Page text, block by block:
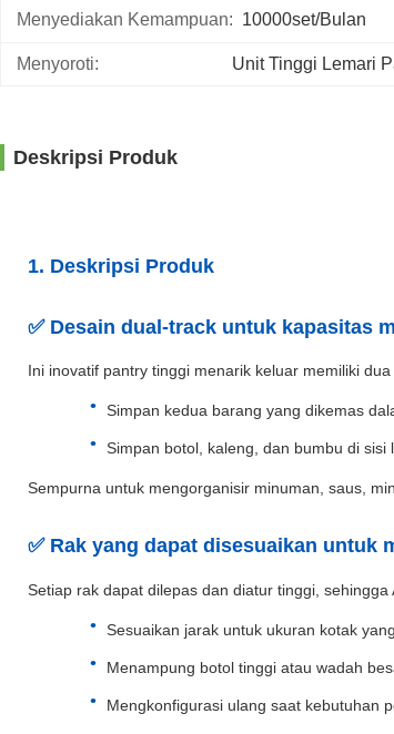
Menyediakan Kemampuan: 10000set/bulan
Menyoroti: Unit Tinggi Lemari
Deskripsi Produk
1. Deskripsi Produk
✅ Desain dual-track untuk kapasitas
Ini inovatif pantry tinggi menarik keluar memiliki
Simpan kedua barang yang dikemas
Simpan botol, kaleng, dan bumbu di sisi
Sempurna untuk mengorganisir minuman, saus,
✅ Rak yang dapat disesuaikan untuk
Setiap rak dapat dilepas dan diatur tinggi, sehingga
Sesuaikan jarak untuk ukuran kotak
Menampung botol tinggi atau wadah
Mengkonfigurasi ulang saat kebutuhan